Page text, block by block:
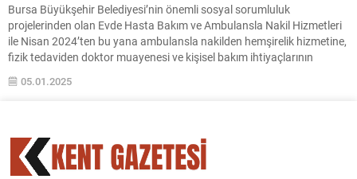
Bursa Büyükşehir Belediyesi’nin önemli sosyal sorumluluk
projelerinden olan Evde Hasta Bakım ve Ambulansla Nakil Hizmetleri
ile Nisan 2024’ten bu yana ambulansla nakilden hemşirelik hizmetine,
fizik tedaviden doktor muayenesi ve kişisel bakım ihtiyaçlarının
hizmeti verildi. Bursa Büyükşehir Belediyesi, Sağlık İşleri Dairesi...
05.01.2025